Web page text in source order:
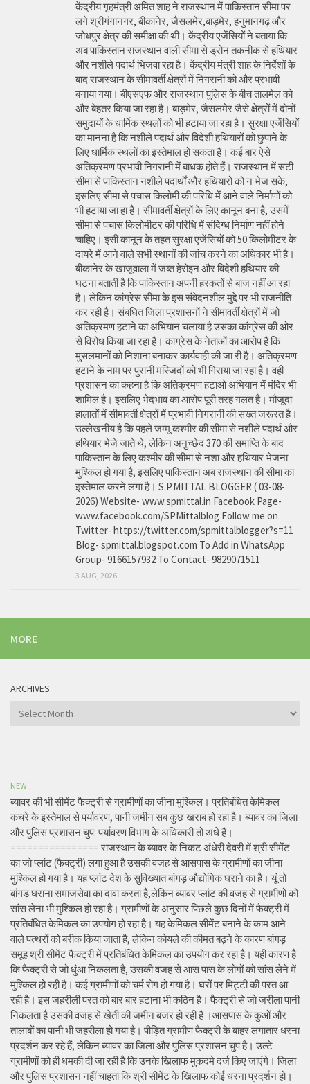
केंद्रीय गृहमंत्री अमित शाह ने राजस्थान में पाकिस्तान सीमा पर
लगे श्रीगंगानगर, बीकानेर, जैसलमेर,बाड़मेर, हनुमानगढ़ और
जोधपुर क्षेत्र की समीक्षा की थी। केंद्रीय एजेंसियों ने बताया कि
अब पाकिस्तान राजस्थान वाली सीमा से ड्रोन तकनीक से हथियार
और नशीले पदार्थ भिजवा रहा है। केंद्रीय मंत्री शाह के निर्देशों के
बाद राजस्थान के सीमावर्ती क्षेत्रों में निगरानी को और प्रभावी
बनाया गया। बीएसएफ और राजस्थान पुलिस के बीच तालमेल को
और बेहतर किया जा रहा है। बाड़मेर, जैसलमेर जैसे क्षेत्रों में दोनों
समुदायों के धार्मिक स्थलों को भी हटाया जा रहा है। सुरक्षा एजेंसियों
का मानना है कि नशीले पदार्थ और विदेशी हथियारों को छुपाने के
लिए धार्मिक स्थलों का इस्तेमाल हो सकता है। कई बार ऐसे
अतिक्रमण प्रभावी निगरानी में बाधक होते हैं। राजस्थान में सटी
सीमा से पाकिस्तान नशीले पदार्थों और हथियारों को न भेज सके,
इसलिए सीमा से पचास किलोमी की परिधि में आने वाले निर्माणों को
भी हटाया जा हा है। सीमावर्ती क्षेत्रों के लिए कानून बना है, उसमें
सीमा से पचास किलोमीटर की परिधि में संदिग्ध निर्माण नहीं होने
चाहिए। इसी कानून के तहत सुरक्षा एजेंसियों को 50 किलोमीटर के
दायरे में आने वाले सभी स्थानों की जांच करने का अधिकार भी है।
बीकानेर के खाजूवाला में जब्त हेरोइन और विदेशी हथियार की
घटना बताती है कि पाकिस्तान अपनी हरकतों से बाज नहीं आ रहा
है। लेकिन कांग्रेस सीमा के इस संवेदनशील मुद्दे पर भी राजनीति
कर रही है। संबंधित जिला प्रशासनों ने सीमावर्ती क्षेत्रों में जो
अतिक्रमण हटाने का अभियान चलाया है उसका कांग्रेस की ओर
से विरोध किया जा रहा है। कांग्रेस के नेताओं का आरोप है कि
मुसलमानों को निशाना बनाकर कार्यवाही की जा री है। अतिक्रमण
हटाने के नाम पर पुरानी मस्जिदों को भी गिराया जा रहा है। वही
प्रशासन का कहना है कि अतिक्रमण हटाओ अभियान में मंदिर भी
शामिल है। इसलिए भेदभाव का आरोप पूरी तरह गलत है। मौजूदा
हालातों में सीमावर्ती क्षेत्रों में प्रभावी निगरानी की सख्त जरूरत है।
उल्लेखनीय है कि पहले जम्मू कश्मीर की सीमा से नशीले पदार्थ और
हथियार भेजे जाते थे, लेकिन अनुच्छेद 370 की समाप्ति के बाद
पाकिस्तान के लिए कश्मीर की सीमा से नशा और हथियार भेजना
मुश्किल हो गया है, इसलिए पाकिस्तान अब राजस्थान की सीमा का
इस्तेमाल करने लगा है। S.P.MITTAL BLOGGER ( 03-08-
2026) Website- www.spmittal.in Facebook Page-
www.facebook.com/SPMittalblog Follow me on
Twitter- https://twitter.com/spmittalblogger?s=11
Blog- spmittal.blogspot.com To Add in WhatsApp
Group- 9166157932 To Contact- 9829071511
3 AUG, 2026
MORE
ARCHIVES
Archives
NEW
ब्यावर की भी सीमेंट फैक्ट्री से ग्रामीणों का जीना मुश्किल। प्रतिबंधित केमिकल
कचरे के इस्तेमाल से पर्यावरण, पानी जमीन सब कुछ खराब हो रहा है। ब्यावर का जिला
और पुलिस प्रशासन चुप: पर्यावरण विभाग के अधिकारी तो अंधे हैं।
================ राजस्थान के ब्यावर के निकट अंधेरी देवरी में श्री सीमेंट
का जो प्लांट (फैक्ट्री) लगा हुआ है उसकी वजह से आसपास के ग्रामीणों का जीना
मुश्किल हो गया है। यह प्लांट देश के सुविख्यात बांगड़ औद्योगिक घराने का है। यूं तो
बांगड़ घराना समाजसेवा का दावा करता है,लेकिन ब्यावर प्लांट की वजह से ग्रामीणों को
सांस लेना भी मुश्किल हो रहा है। ग्रामीणों के अनुसार पिछले कुछ दिनों में फैक्ट्री में
प्रतिबंधित केमिकल का उपयोग हो रहा है। यह केमिकल सीमेंट बनाने के काम आने
वाले पत्थरों को बरीक किया जाता है, लेकिन कोयले की कीमत बढ़ने के कारण बांगड़
समूह श्री सीमेंट फैक्ट्री में प्रतिबंधित केमिकल का उपयोग कर रहा है। यही कारण है
कि फैक्ट्री से जो धुंआ निकलता है, उसकी वजह से आस पास के लोगों को सांस लेने में
मुश्किल हो रही है। कई ग्रामीणों को चर्म रोग हो गया है। घरों पर मिट्टी की परत आ
रही है। इस जहरीली परत को बार बार हटाना भी कठिन है। फैक्ट्री से जो जरीला पानी
निकलता है उसकी वजह से खेती की जमीन बंजर हो रही है ।आसपास के कुओं और
तालाबों का पानी भी जहरीला हो गया है। पीड़ित ग्रामीण फैक्ट्री के बाहर लगातार धरना
प्रदर्शन कर रहे हैं, लेकिन ब्यावर का जिला और पुलिस प्रशासन चुप है। उल्टे
ग्रामीणों को ही धमकी दी जा रही है कि उनके खिलाफ मुकदमे दर्ज किए जाएंगे। जिला
और पुलिस प्रशासन नहीं चाहता कि श्री सीमेंट के खिलाफ कोई धरना प्रदर्शन हो।